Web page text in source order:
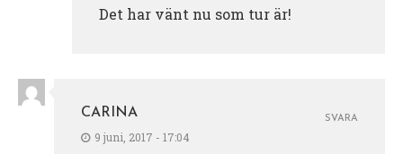
Det har vänt nu som tur är!
CARINA
9 juni, 2017 - 17:04
SVARA